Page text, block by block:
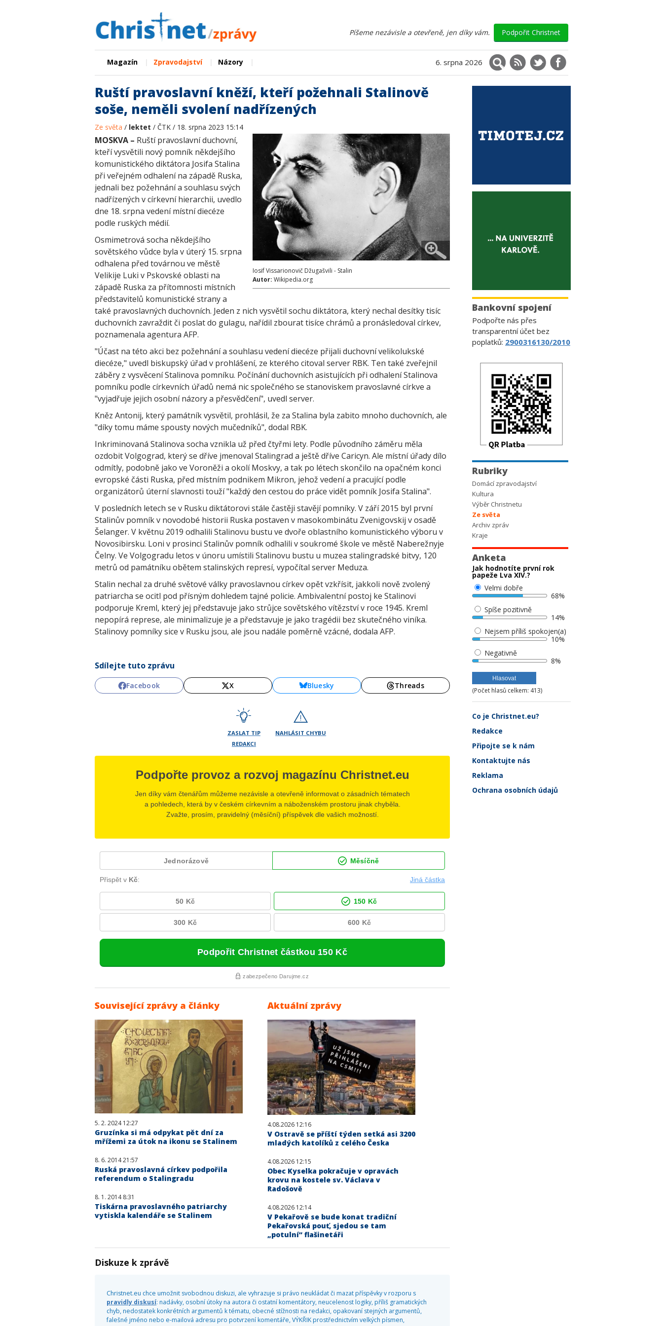
Píšeme nezávisle a otevřeně, jen díky vám. Podpořit Christnet
Magazín Zpravodajství Názory 6. srpna 2026 Vyhledávání
RSS X (Twitter)
Facebook
Ruští pravoslavní kněží, kteří požehnali Stalinově
soše, neměli svolení nadřízených
Ze světa / lektet / ČTK / 18. srpna 2023 15:14
Iosif Vissarionovič Džugašvili - Stalin
Autor: Wikipedia.org
MOSKVA – Ruští pravoslavní duchovní,
kteří vysvětili nový pomník někdejšího
komunistického diktátora Josifa Stalina
při veřejném odhalení na západě Ruska,
jednali bez požehnání a souhlasu svých
nadřízených v církevní hierarchii, uvedlo
dne 18. srpna vedení místní diecéze
podle ruských médií.
Osmimetrová socha někdejšího
sovětského vůdce byla v úterý 15. srpna
odhalena před továrnou ve městě
Velikije Luki v Pskovské oblasti na
západě Ruska za přítomnosti místních
představitelů komunistické strany a
také pravoslavných duchovních. Jeden z nich vysvětil sochu diktátora, který nechal desítky tisíc
duchovních zavraždit či poslat do gulagu, nařídil zbourat tisíce chrámů a pronásledoval církev,
poznamenala agentura AFP.
"Účast na této akci bez požehnání a souhlasu vedení diecéze přijali duchovní velikolukské
diecéze," uvedl biskupský úřad v prohlášení, ze kterého citoval server RBK. Ten také zveřejnil
záběry z vysvěcení Stalinova pomníku. Počínání duchovních asistujících při odhalení Stalinova
pomníku podle církevních úřadů nemá nic společného se stanoviskem pravoslavné církve a
"vyjadřuje jejich osobní názory a přesvědčení", uvedl server.
Kněz Antonij, který památník vysvětil, prohlásil, že za Stalina byla zabito mnoho duchovních, ale
"díky tomu máme spousty nových mučedníků", dodal RBK.
Inkriminovaná Stalinova socha vznikla už před čtyřmi lety. Podle původního záměru měla
ozdobit Volgograd, který se dříve jmenoval Stalingrad a ještě dříve Caricyn. Ale místní úřady dílo
odmítly, podobně jako ve Voroněži a okolí Moskvy, a tak po létech skončilo na opačném konci
evropské části Ruska, před místním podnikem Mikron, jehož vedení a pracující podle
organizátorů úterní slavnosti touží "každý den cestou do práce vidět pomník Josifa Stalina".
V posledních letech se v Rusku diktátorovi stále častěji stavějí pomníky. V září 2015 byl první
Stalinův pomník v novodobé historii Ruska postaven v masokombinátu Zvenigovskij v osadě
Šelanger. V květnu 2019 odhalili Stalinovu bustu ve dvoře oblastního komunistického výboru v
Novosibirsku. Loni v prosinci Stalinův pomník odhalili v soukromé škole ve městě Naberežnyje
Čelny. Ve Volgogradu letos v únoru umístili Stalinovu bustu u muzea stalingradské bitvy, 120
metrů od památníku obětem stalinských represí, vypočítal server Meduza.
Stalin nechal za druhé světové války pravoslavnou církev opět vzkřísit, jakkoli nově zvolený
patriarcha se ocitl pod přísným dohledem tajné policie. Ambivalentní postoj ke Stalinovi
podporuje Kreml, který jej představuje jako strůjce sovětského vítězství v roce 1945. Kreml
nepopírá represe, ale minimalizuje je a představuje je jako tragédii bez skutečného viníka.
Stalinovy pomníky sice v Rusku jsou, ale jsou nadále poměrně vzácné, dodala AFP.
Sdílejte tuto zprávu
Facebook X Bluesky Threads
ZASLAT TIP
REDAKCI
NAHLÁSIT CHYBU
Související zprávy a články
5. 2. 2024 12:27
Gruzínka si má odpykat pět dní za
mřížemi za útok na ikonu se Stalinem
8. 6. 2014 21:57
Ruská pravoslavná církev podpořila
referendum o Stalingradu
8. 1. 2014 8:31
Tiskárna pravoslavného patriarchy
vytiskla kalendáře se Stalinem
Aktuální zprávy
4.08.2026 12:16
V Ostravě se příští týden setká asi 3200
mladých katolíků z celého Česka
4.08.2026 12:15
Obec Kyselka pokračuje v opravách
krovu na kostele sv. Václava v
Radošově
4.08.2026 12:14
V Pekařově se bude konat tradiční
Pekařovská pouť, sjedou se tam
„potulní“ flašinetáři
Diskuze k zprávě
Christnet.eu chce umožnit svobodnou diskuzi, ale vyhrazuje si právo neukládat či mazat příspěvky v rozporu s
pravidly diskusí: nadávky, osobní útoky na autora či ostatní komentátory, neucelenost logiky, příliš gramatických
chyb, nedostatek konkrétních argumentů k tématu, obecné stížnosti na redakci, opakovaní stejných argumentů,
falešné jméno nebo e-mailová adresu pro potvrzení komentáře, VÝKŘIK prostřednictvím velkých písmen,
Bankovní spojení
Podpořte nás přes
transparentní účet bez
poplatků: 2900316130/2010
Rubriky
Domácí zpravodajství
Kultura
Výběr Christnetu
Ze světa
Archiv zpráv
Kraje
Anketa
Jak hodnotíte první rok
papeže Lva XIV.?
Velmi dobře
68%
Spíše pozitivně
14%
Nejsem příliš spokojen(a)
10%
Negativně
8%
(Počet hlasů celkem: 413)
Co je Christnet.eu?
Redakce
Připojte se k nám
Kontaktujte nás
Reklama
Ochrana osobních údajů